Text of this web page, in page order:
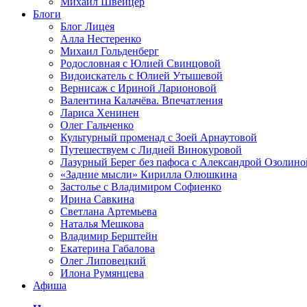
Блоги
Блог Лицея
Алла Нестеренко
Михаил Гольденберг
Родословная с Юлией Свинцовой
Видоискатель с Юлией Утышевой
Вернисаж с Ириной Ларионовой
Валентина Калачёва. Впечатления
Лариса Хенинен
Олег Гальченко
Культурный променад с Зоей Арнаутовой
Путешествуем с Лидией Винокуровой
Лазурный Берег без пафоса с Александрой
«Задние мысли» Кирилла Олюшкина
Застолье с Владимиром Софиенко
Ирина Савкина
Светлана Артемьева
Наталья Мешкова
Владимир Берштейн
Екатерина Габалова
Олег Липовецкий
Илона Румянцева
Афиша